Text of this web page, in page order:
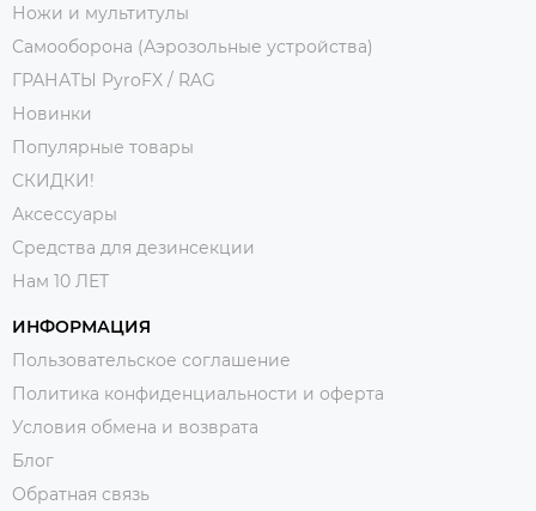
Ножи и мультитулы
Самооборона (Аэрозольные устройства)
ГРАНАТЫ PyroFX / RAG
Новинки
Популярные товары
СКИДКИ!
Аксессуары
Средства для дезинсекции
Нам 10 ЛЕТ
ИНФОРМАЦИЯ
Пользовательское соглашение
Политика конфиденциальности и оферта
Условия обмена и возврата
Блог
Обратная связь